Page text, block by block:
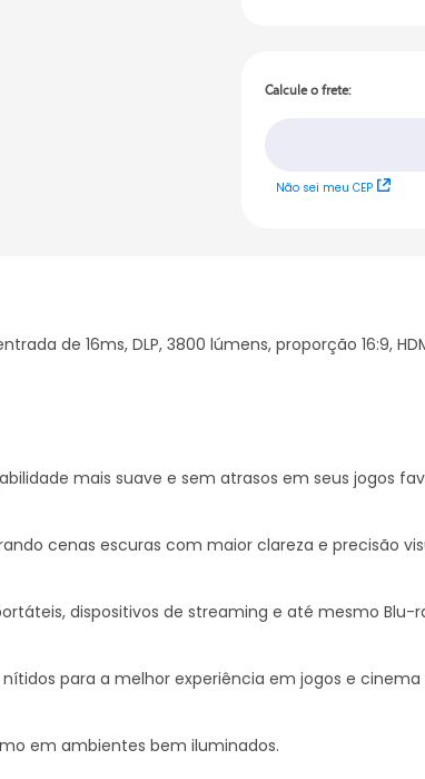
Calcule o frete
Não sei meu CEP
de 16ms, DLP, 3800 lúmens, proporção 16:9,
mais suave e sem atrasos em seus jogos